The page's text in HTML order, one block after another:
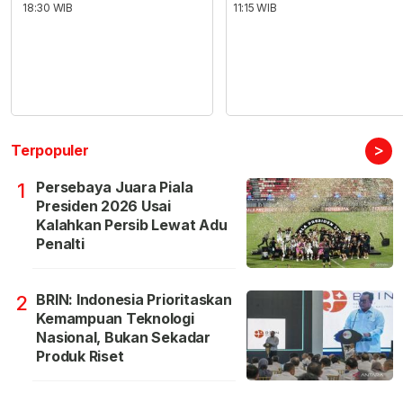
18:30 WIB
11:15 WIB
Terpopuler >
1
Persebaya Juara Piala
Presiden 2026 Usai
Kalahkan Persib Lewat Adu
Penalti
2 BRIN: Indonesia Prioritaskan
Kemampuan Teknologi
Nasional, Bukan Sekadar
Produk Riset